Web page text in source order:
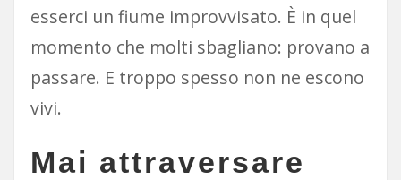
esserci un fiume improvvisato. È in quel
momento che molti sbagliano: provano a
passare. E troppo spesso non ne escono
vivi.
Mai attraversare